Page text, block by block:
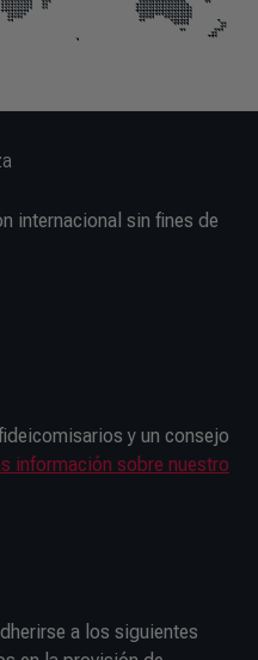
internacional sin fines de
y un consejo
información sobre nuestro
a los siguientes